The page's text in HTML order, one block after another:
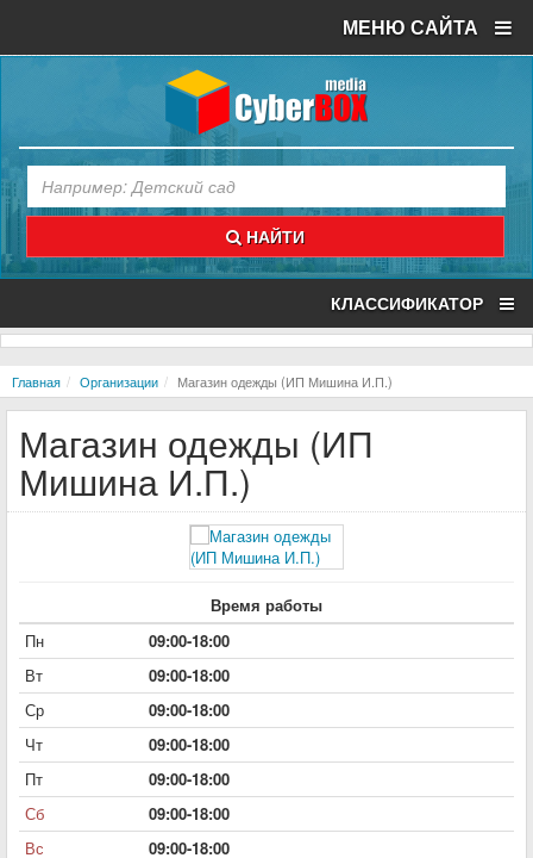
МЕНЮ САЙТА
НАЙТИ
КЛАССИФИКАТОР
Главная Организации Магазин одежды (ИП Мишина И.П.)
Магазин одежды (ИП
Мишина И.П.)
Время работы
Пн
09:00-18:00
Вт
09:00-18:00
Ср
09:00-18:00
Чт
09:00-18:00
Пт
09:00-18:00
Сб
09:00-18:00
Вс
09:00-18:00